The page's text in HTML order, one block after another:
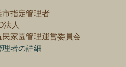
市指定管理者
法人
民家園管理運営委員会
理者の詳細